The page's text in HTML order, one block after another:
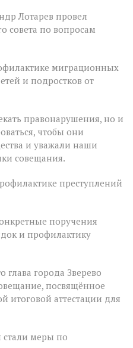
Лотарев провел
совета по вопросам
миграционных
и подростков от
правонарушения, но и
чтобы они
и уважали наши
совещания.
преступлений
поручения
и профилактику
глава города Зверево
посвящённое
итоговой аттестации для
меры по